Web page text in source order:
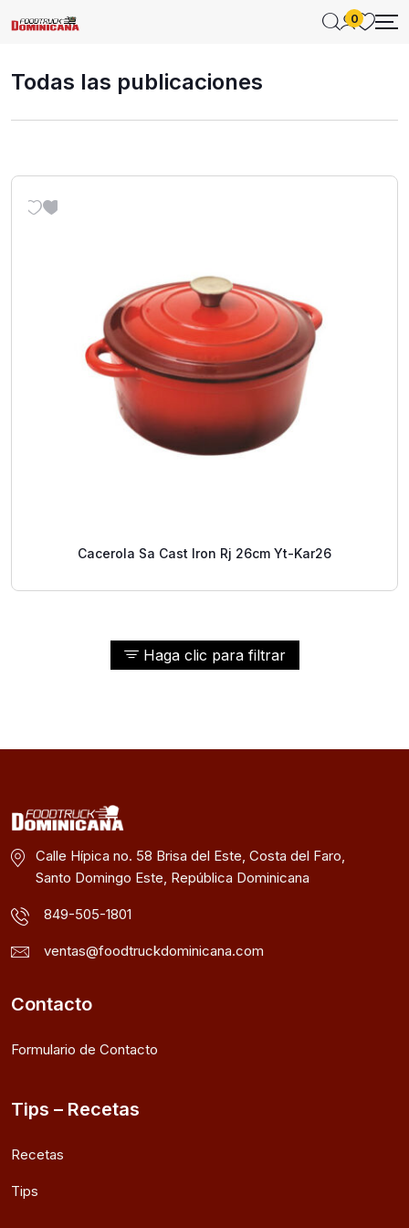
0
Todas las publicaciones
Haga clic para filtrar
Cacerola Sa Cast Iron Rj 26cm Yt-Kar26
Calle Hípica no. 58 Brisa del Este, Costa del Faro,
Santo Domingo Este, República Dominicana
849-505-1801
ventas@foodtruckdominicana.com
Contacto
Formulario de Contacto
Tips – Recetas
Recetas
Tips